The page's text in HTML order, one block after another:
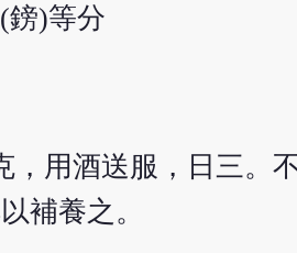
鎊)等分
，用酒送服，日三。
補養之。